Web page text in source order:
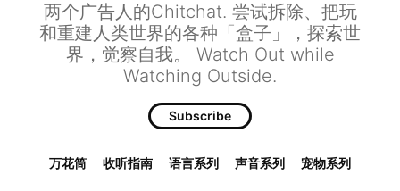
两个广告人的Chitchat. 尝试拆除、把玩
和重建人类世界的各种「盒子」，探索世
界，觉察自我。 Watch Out while
Watching Outside.
Subscribe
万花筒 收听指南 语言系列 声音系列 宠物系列